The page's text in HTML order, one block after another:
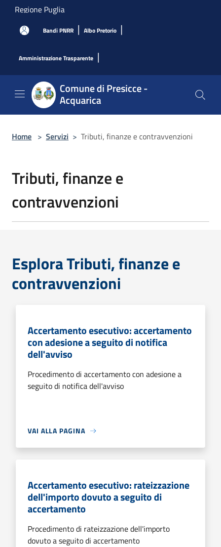
Salta al contenuto principale
Regione Puglia
Bandi PNRR | Albo Pretorio |
Amministrazione Trasparente |
Comune di Presicce -
Acquarica
Home > Servizi > Tributi, finanze e contravvenzioni
Tributi, finanze e
contravvenzioni
Esplora Tributi, finanze e
contravvenzioni
Accertamento esecutivo: accertamento
con adesione a seguito di notifica
dell'avviso
Procedimento di accertamento con adesione a
seguito di notifica dell'avviso
VAI ALLA PAGINA
Accertamento esecutivo: rateizzazione
dell'importo dovuto a seguito di
accertamento
Procedimento di rateizzazione dell'importo
dovuto a seguito di accertamento